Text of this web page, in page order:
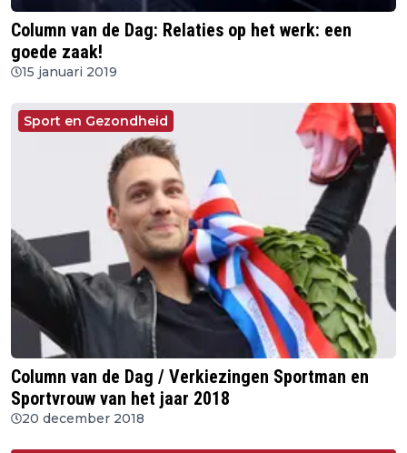
Column van de Dag: Relaties op het werk: een
goede zaak!
15 januari 2019
Sport en Gezondheid
Column van de Dag / Verkiezingen Sportman en
Sportvrouw van het jaar 2018
20 december 2018